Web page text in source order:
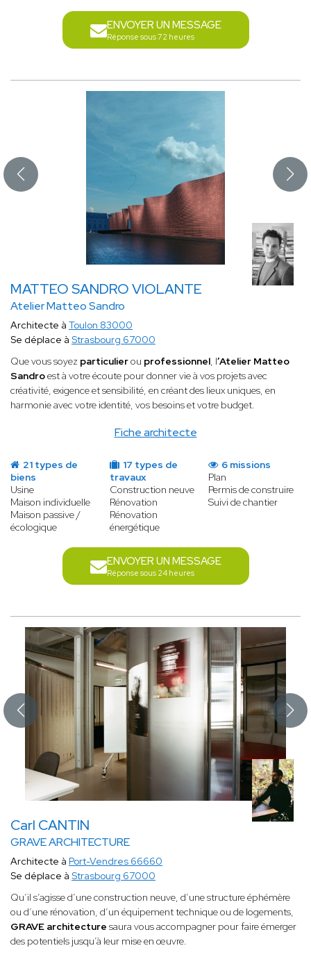
ENVOYER UN MESSAGE
Réponse sous 72 heures
MATTEO SANDRO VIOLANTE
Atelier Matteo Sandro
Fiche architecte
Architecte à Toulon 83000
Se déplace à Strasbourg 67000
Que vous soyez particulierou professionnel, l’Atelier Matteo
Sandroest à votre écoute pour donner vie à vos projets avec
créativité, exigence et sensibilité, en créant des lieux uniques, en
harmonie avec votre identité, vos besoins et votre budget.
21 types de
biens
Usine
Maison individuelle
Maison passive /
écologique
17 types de
travaux
Construction neuve
Rénovation
Rénovation
énergétique
6 missions
Plan
Permis de construire
Suivi de chantier
ENVOYER UN MESSAGE
Réponse sous 24 heures
Carl CANTIN
GRAVE ARCHITECTURE
Architecte à Port-Vendres 66660
Se déplace à Strasbourg 67000
Qu’il s’agisse d’une construction neuve, d’une structure éphémère
ou d’une rénovation, d’un équipement technique ou de logements,
GRAVE architecture saura vous accompagner pour faire émerger
des potentiels jusqu’à leur mise en œuvre.